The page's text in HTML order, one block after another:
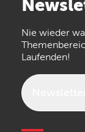
the t.bone
Walrus
Nie wieder
Laufenden!